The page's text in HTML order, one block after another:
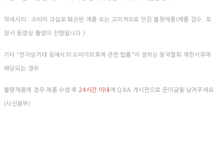
악세사리 : 소비자 과실로 훼손된 제품 또는 고의적으로 만든 불량제품(제품 검수, 포
장시 동영상 촬영이 진행됩니다.)
기타 "전자상거래 등에서의 소비자보호에 관한 법률"이 정하는 청약철회 제한사유에
해당되는 경우
불량제품에 경우 제품 수령 후 24시간 이내 에 Q&A 게시판으로 문의글을 남겨주세요
(사진첨부)